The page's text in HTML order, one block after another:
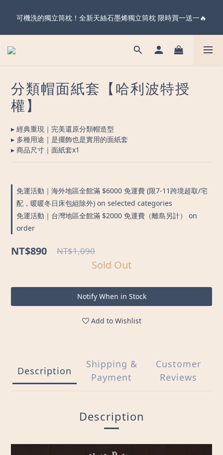
下單 父親節前到貨 ✨
可機洗的獨立筒枕！全新天絲石墨烯獨立筒枕 限時買一送一🔥
暖心父親節・天絲全系列＆純棉雙層紗 不限金額 享 88 折！現在
分類帽面紙套【哈利波特授
權】
▸ 經典重現｜完美還原分類帽造型
▸ 多種用途｜是擺飾也是實用的面紙套
▸ 商品尺寸｜面紙套x1
免運活動｜海外地區全館滿 $6000 免運費 (限7-11跨境超取/宅
配，暖暖冬日床包組除外) on selected categories
免運活動｜台灣地區全館滿 $2000 免運費（離島另計） on
order
NT$890 NT$1,090
Sold Out
Notify When in Stock
Add to Wishlist
Description
Shipping &
Payment
Customer
Reviews
Description